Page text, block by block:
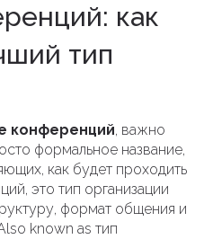
как
тип
конференций, важно
формальное название,
как будет проходить
, это тип организации
формат общения и
known as тип